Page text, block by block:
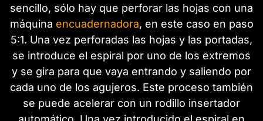
sencillo, sólo hay que perforar las hojas con una
máquina encuadernadora, en este caso en paso
5:1. Una vez perforadas las hojas y las portadas,
se introduce el espiral por uno de los extremos
y se gira para que vaya entrando y saliendo por
cada uno de los agujeros. Este proceso también
se puede acelerar con un rodillo insertador